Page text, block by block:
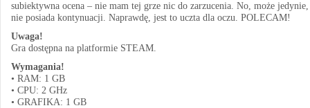
subiektywna ocena – nie mam tej grze nic do zarzucenia. No, może jedynie,
nie posiada kontynuacji. Naprawdę, jest to uczta dla oczu. POLECAM!
Uwaga!
Gra dostępna na platformie STEAM.
Wymagania!
• RAM: 1 GB
• CPU: 2 GHz
• GRAFIKA: 1 GB